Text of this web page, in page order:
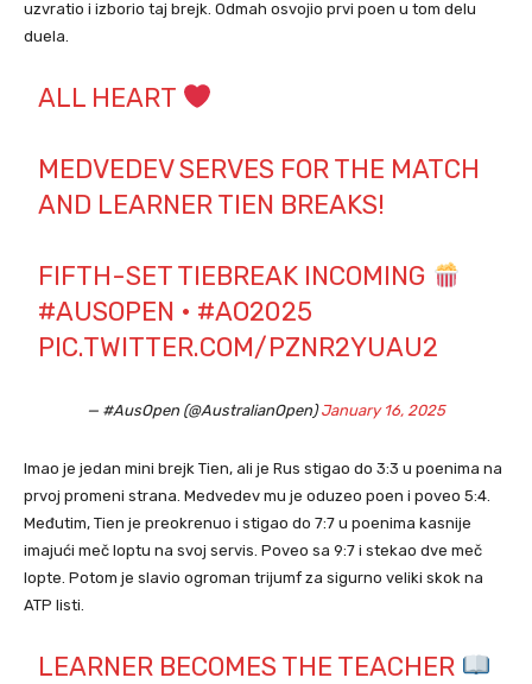
uzvratio i izborio taj brejk. Odmah osvojio prvi poen u tom delu
duela.
ALL HEART
MEDVEDEV SERVES FOR THE MATCH
AND LEARNER TIEN BREAKS!
FIFTH-SET TIEBREAK INCOMING
#AUSOPEN • #AO2025
PIC.TWITTER.COM/PZNR2YUAU2
— #AusOpen (@AustralianOpen)January 16, 2025
Imao je jedan mini brejk Tien, ali je Rus stigao do 3:3 u poenima na
prvoj promeni strana. Medvedev mu je oduzeo poen i poveo 5:4.
Međutim, Tien je preokrenuo i stigao do 7:7 u poenima kasnije
imajući meč loptu na svoj servis. Poveo sa 9:7 i stekao dve meč
lopte. Potom je slavio ogroman trijumf za sigurno veliki skok na
ATP listi.
LEARNER BECOMES THE TEACHER